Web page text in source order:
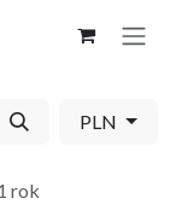
PLN
rok